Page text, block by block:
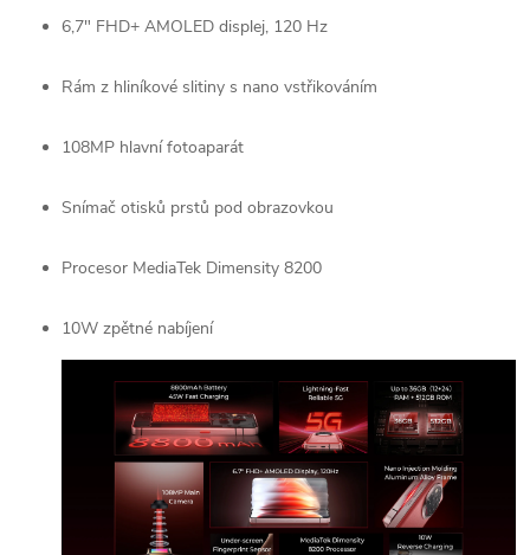
6,7" FHD+ AMOLED displej, 120 Hz
Rám z hliníkové slitiny s nano vstřikováním
108MP hlavní fotoaparát
Snímač otisků prstů pod obrazovkou
Procesor MediaTek Dimensity 8200
10W zpětné nabíjení